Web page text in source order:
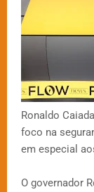
Ronaldo
foco na
em especial
O governador